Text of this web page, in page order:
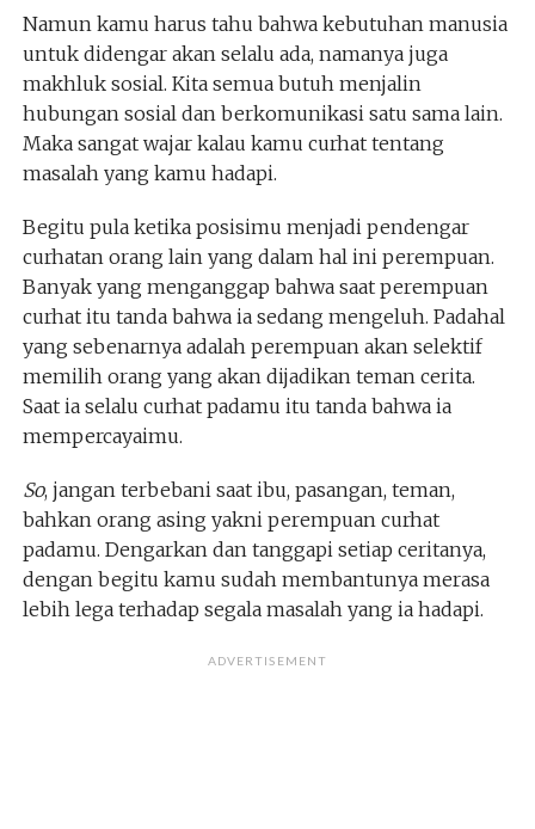
Namun kamu harus tahu bahwa kebutuhan manusia
untuk didengar akan selalu ada, namanya juga
makhluk sosial. Kita semua butuh menjalin
hubungan sosial dan berkomunikasi satu sama lain.
Maka sangat wajar kalau kamu curhat tentang
masalah yang kamu hadapi.
Begitu pula ketika posisimu menjadi pendengar
curhatan orang lain yang dalam hal ini perempuan.
Banyak yang menganggap bahwa saat perempuan
curhat itu tanda bahwa ia sedang mengeluh. Padahal
yang sebenarnya adalah perempuan akan selektif
memilih orang yang akan dijadikan teman cerita.
Saat ia selalu curhat padamu itu tanda bahwa ia
mempercayaimu.
So, jangan terbebani saat ibu, pasangan, teman,
bahkan orang asing yakni perempuan curhat
padamu. Dengarkan dan tanggapi setiap ceritanya,
dengan begitu kamu sudah membantunya merasa
lebih lega terhadap segala masalah yang ia hadapi.
ADVERTISEMENT